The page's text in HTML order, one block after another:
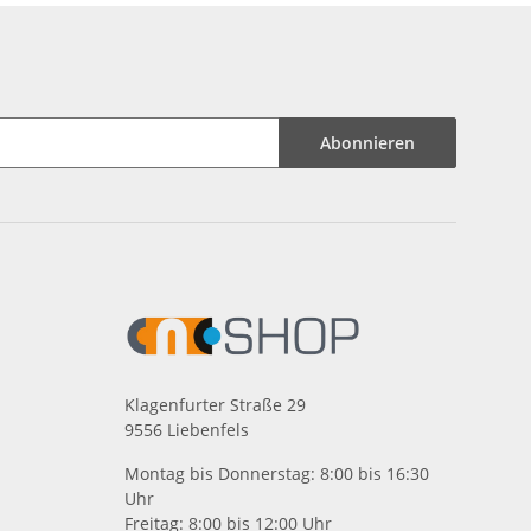
Abonnieren
Klagenfurter Straße 29
9556 Liebenfels
Montag bis Donnerstag: 8:00 bis 16:30
Uhr
Freitag: 8:00 bis 12:00 Uhr